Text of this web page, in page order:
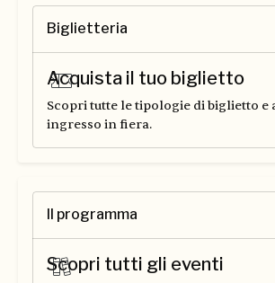
Biglietteria
Acquista il tuo biglietto
Scopri tutte le tipologie di biglietto e
ingresso in fiera.
Il programma
Scopri tutti gli eventi